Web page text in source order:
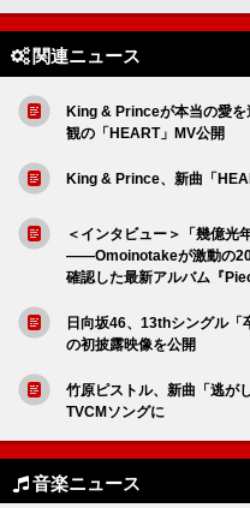
関連ニュース
King & Princeが本当の愛を
観の「HEART」MV公開
King & Prince、新曲「
＜インタビュー＞「幾億光
――Omoinotakeが激動の
確認した最新アルバム『
日向坂46、13thシングル「
の初披露映像を公開
竹原ピストル、新曲「逃が
TVCMソングに
音楽ニュース